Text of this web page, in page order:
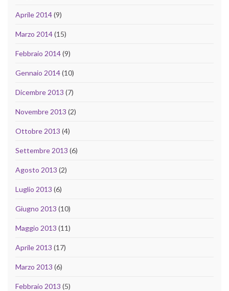
Aprile 2014(9)
Marzo 2014(15)
Febbraio 2014(9)
Gennaio 2014(10)
Dicembre 2013 (7)
Novembre 2013 (2)
Ottobre 2013 (4)
Settembre 2013 (6)
Agosto 2013 (2)
Luglio 2013 (6)
Giugno 2013 (10)
Maggio 2013 (11)
Aprile 2013 (17)
Marzo 2013 (6)
Febbraio 2013 (5)